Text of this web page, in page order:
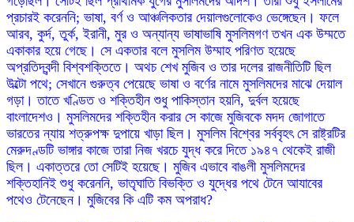
প্রচারই করেননি; ভাষা, বর্ণ ও আঞ্চলিকতার দেয়ালগুলোকেও ভেঙ্গেছেন। ফলে
আরব, কুর্দ, তুর্ক, ইরানী, মুর ও অন্যান্য ভাষাভাষি মুসলিমগণ তখন এক উম্মতে
একাকার হয়ে গেছে। সে একতার বলে মুসলিম উম্মাহ পরিণত হয়েছে
অপ্রতিদ্বন্দী বিশ্বশক্তিতে। অথচ শেখ মুজিব ও তার দলের রাজনীতিটি ছিল
উল্টো পথে; সেখানে গুরুত্ব পেয়েছে ভাষা ও বর্ণের নামে মুসলিমদের মাঝে দেয়াল
গড়া। তাতে খণ্ডিত ও শক্তিহীন শুধু পাকিস্তান হয়নি, দুর্বল হয়েছে
বাংলাদেশও। মুসলিমদের শক্তিহীন করার সে কাজে মুজিবকে মদদ জোগাতে
ভারতের ন্যায় শত্রুপক্ষ দুপায়ে খাড়া ছিল। মুসলিম বিশ্বের সর্ববৃহৎ সে রাষ্ট্রটির
মেরুদণ্ডটি ভাঙ্গার কাজে তারা নিজ খরচে যুদ্ধ করে দিতে ১৯৪৭ থেকেই রাজী
ছিল। একাত্তরে তো সেটিই হয়েছে। মুজিব এভাবে বাঙলী মুসলিমদের
শক্তিহানিই শুধু করেননি, ভাতৃঘাতি বিভক্তি ও যুদ্ধের পথে টেনে আযাবের
পথেও টেনেছেন। মুজিবের কি এটি কম অপরাধ?